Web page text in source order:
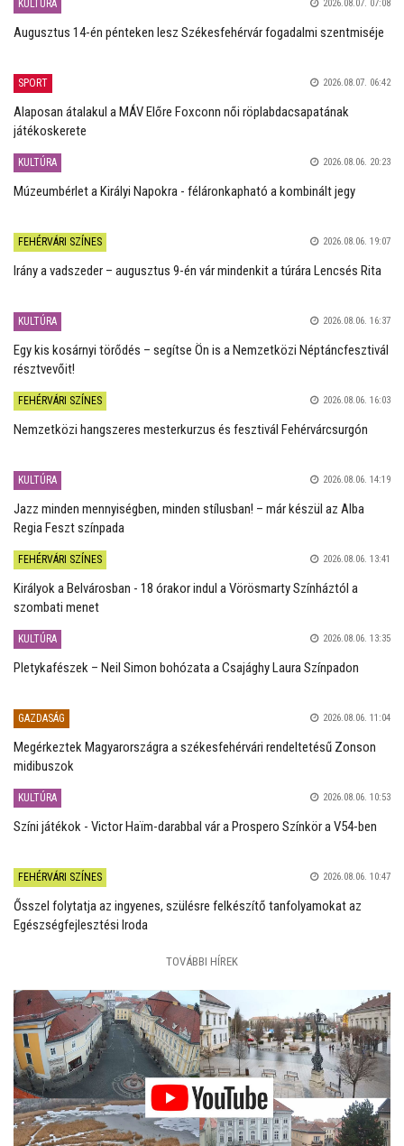
KULTÚRA 2026.08.07. 07:08
Augusztus 14-én pénteken lesz Székesfehérvár fogadalmi szentmiséje
SPORT 2026.08.07. 06:42
Alaposan átalakul a MÁV Előre Foxconn női röplabdacsapatának
játékoskerete
KULTÚRA 2026.08.06. 20:23
Múzeumbérlet a Királyi Napokra - féláronkapható a kombinált jegy
FEHÉRVÁRI SZÍNES 2026.08.06. 19:07
Irány a vadszeder – augusztus 9-én vár mindenkit a túrára Lencsés Rita
KULTÚRA 2026.08.06. 16:37
Egy kis kosárnyi törődés – segítse Ön is a Nemzetközi Néptáncfesztivál
résztvevőit!
FEHÉRVÁRI SZÍNES 2026.08.06. 16:03
Nemzetközi hangszeres mesterkurzus és fesztivál Fehérvárcsurgón
KULTÚRA 2026.08.06. 14:19
Jazz minden mennyiségben, minden stílusban! – már készül az Alba
Regia Feszt színpada
FEHÉRVÁRI SZÍNES 2026.08.06. 13:41
Királyok a Belvárosban - 18 órakor indul a Vörösmarty Színháztól a
szombati menet
KULTÚRA 2026.08.06. 13:35
Pletykafészek – Neil Simon bohózata a Csajághy Laura Színpadon
GAZDASÁG 2026.08.06. 11:04
Megérkeztek Magyarországra a székesfehérvári rendeltetésű Zonson
midibuszok
KULTÚRA 2026.08.06. 10:53
Színi játékok - Victor Haïm-darabbal vár a Prospero Színkör a V54-ben
FEHÉRVÁRI SZÍNES 2026.08.06. 10:47
Ősszel folytatja az ingyenes, szülésre felkészítő tanfolyamokat az
Egészségfejlesztési Iroda
TOVÁBBI HÍREK